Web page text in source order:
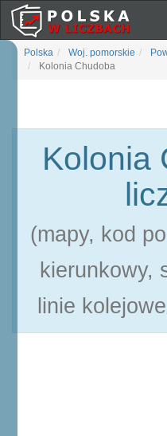
Polska Woj. pomorskie
Kolonia Chudoba
Kolonia
(mapy, kod
kierunkowy,
linie